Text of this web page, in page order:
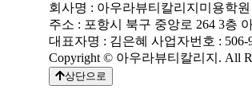
회사명 : 아우라뷰티칼리지미용학원
주소 : 포항시 북구 중앙로 264 3층
대표자명 : 김은혜 사업자번호 : 506-
Copyright © 아우라뷰티칼리지. All
상단으로